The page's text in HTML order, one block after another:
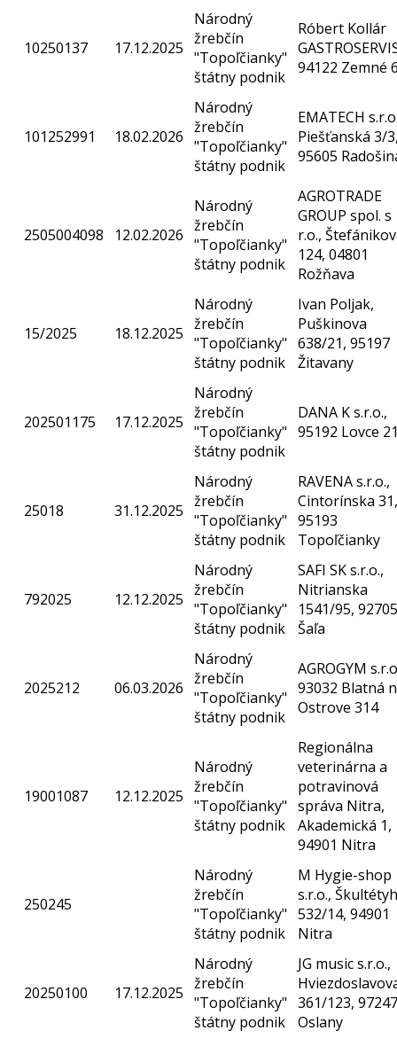
10250137 17.12.2025
Národný
žrebčín
"Topoľčianky"
štátny podnik
Róbert Kollár
94122 Zemné
101252991 18.02.2026
Národný
žrebčín
"Topoľčianky"
štátny podnik
EMATECH
Piešťanská 3/
95605
2505004098 12.02.2026
Národný
žrebčín
"Topoľčianky"
štátny podnik
AGROTRADE
GROUP spol. s
r.o.,
124, 04801
Rožňava
15/2025 18.12.2025
Národný
žrebčín
"Topoľčianky"
štátny podnik
Ivan Poljak,
Puškinova
638/21, 95197
Žitavany
202501175 17.12.2025
Národný
žrebčín
"Topoľčianky"
štátny podnik
DANA K s.r.o.,
95192 Lovce
25018 31.12.2025
Národný
žrebčín
"Topoľčianky"
štátny podnik
RAVENA s.r.o.,
Cintorínska 31,
95193
Topoľčianky
792025 12.12.2025
Národný
žrebčín
"Topoľčianky"
štátny podnik
SAFI SK s.r.o.,
Nitrianska
1541/95, 92705
Šaľa
2025212 06.03.2026
Národný
žrebčín
"Topoľčianky"
štátny podnik
AGROGYM
93032 Blatná
Ostrove 314
19001087 12.12.2025
Národný
žrebčín
"Topoľčianky"
štátny podnik
Regionálna
veterinárna a
potravinová
správa Nitra,
Akademická 1,
94901 Nitra
250245
Národný
žrebčín
"Topoľčianky"
štátny podnik
M Hygie-shop
s.r.o.,
532/14, 94901
Nitra
20250100 17.12.2025
Národný
žrebčín
"Topoľčianky"
štátny podnik
JG music s.r.o.,
361/123, 97247
Oslany